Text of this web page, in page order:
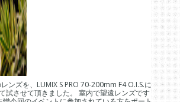
レンズを、LUMIX S PRO 70-200mm F4 O.I.S.に
試させて頂きました。 室内で望遠レンズです